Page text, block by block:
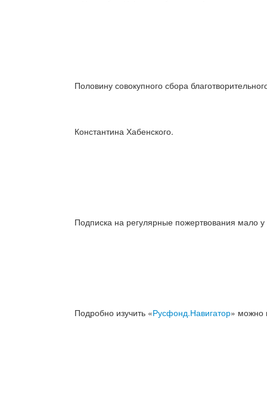
Половину совокупного сбора
Константина Хабенского.
Подписка на регулярные пожертвования мало
Подробно изучить «Русфонд.Навигатор» можно